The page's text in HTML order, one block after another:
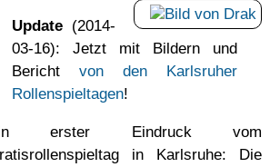
Update(2014-
03-16): Jetzt mit Bildern und
Berichtvon den Karlsruher
Rollenspieltagen!
erster Eindruck vom
in Karlsruhe: Die
?
was Leute sagen…